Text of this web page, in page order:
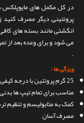
در کل مکمل های مایوپلکس
پروتئینی دیگر مصرف
انگشتی مانند بسته های
می شود و برای وعده بعد از
.
ویزگی ها :
25 گرم پروتئین با درجه کیفی 1 در هر وعده
مناسب برای تمام تیپ ها بدنی
کمک به متابولیسم و تنظیم
مصرف آسان